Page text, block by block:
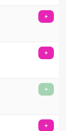
+
+
+
+